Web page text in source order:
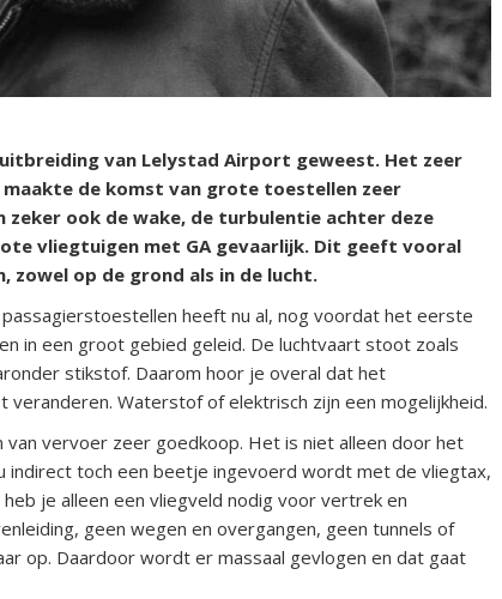
van Lelystad Airport geweest. Het zeer
de komst van grote toestellen zeer
zeker ook de wake, de turbulentie achter deze
vliegtuigen met GA gevaarlijk. Dit geeft vooral
op de grond als in de lucht.
heeft nu al, nog voordat het eerste
in een groot gebied geleid. De luchtvaart stoot zoals
stikstof. Daarom hoor je overal dat het
Waterstof of elektrisch zijn een mogelijkheid.
van vervoer zeer goedkoop. Het is niet alleen door het
indirect toch een beetje ingevoerd wordt met de vliegtax,
je alleen een vliegveld nodig voor vertrek en
geen wegen en overgangen, geen tunnels of
op. Daardoor wordt er massaal gevlogen en dat gaat